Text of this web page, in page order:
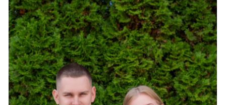
#ПетрИФеврония #Муромские #Семья
#Вузовскиесемьи #СтуденческиеСемьи
#ТрадицииИЦенности #Калининград
Подробнее:https://vk.ru/wall-193012491_3350